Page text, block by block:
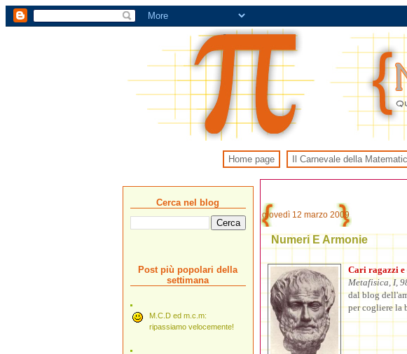
Home page Il Carnevale della
giovedì 12 marzo 2009
Numeri E Armonie
Cari ragazzi
Metafisica, I,
dal blog
per cogliere la
Cerca nel blog
Post più popolari della
settimana
M.C.D ed m.c.m:
ripassiamo velocemente!